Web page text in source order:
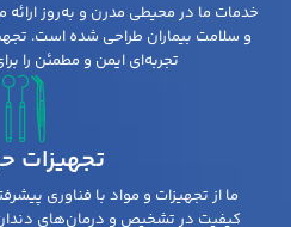
خدمات ما در محیطی مدرن و به‌روز
و سلامت بیماران طراحی شده است.
تجربه‌ای ایمن و مطمئن را
تجهیزات
ما از تجهیزات و مواد با فناوری
کیفیت در تشخیص و درمان‌های